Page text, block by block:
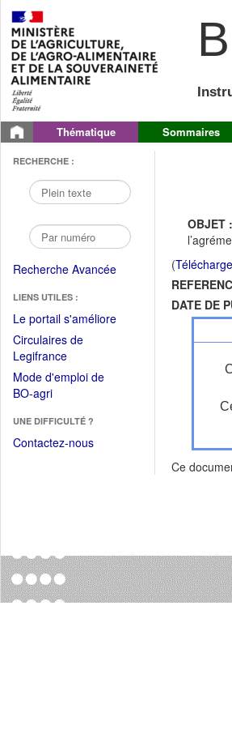
Thématique Sommaires
RECHERCHE :
Recherche Avancée
LIENS UTILES :
Le portail s'améliore(Fichier
Circulaires de
Legifrance(Ouvrir
dans
une
fenêtre)
Mode d'emploi de
BO-agri(Ouvrir
une
nouvelle
UNE DIFFICULTÉ ?
Contactez-nous
OBJET :
(
DATE DE
Ce